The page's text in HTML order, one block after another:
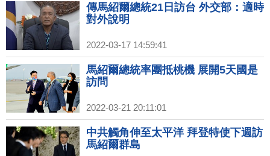
傳馬紹爾總統21日訪台 外交部：適時
對外說明
2022-03-17 14:59:41
馬紹爾總統率團抵桃機 展開5天國是
訪問
2022-03-21 20:11:01
中共觸角伸至太平洋 拜登特使下週訪
馬紹爾群島